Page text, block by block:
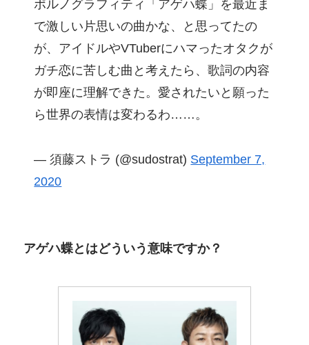
ポルノグラフィティ「アゲハ蝶」を最近ま
で激しい片思いの曲かな、と思ってたの
が、アイドルやVTuberにハマったオタクが
ガチ恋に苦しむ曲と考えたら、歌詞の内容
が即座に理解できた。愛されたいと願った
ら世界の表情は変わるわ……。
— 須藤ストラ (@sudostrat) September 7,
2020
アゲハ蝶とはどういう意味ですか？